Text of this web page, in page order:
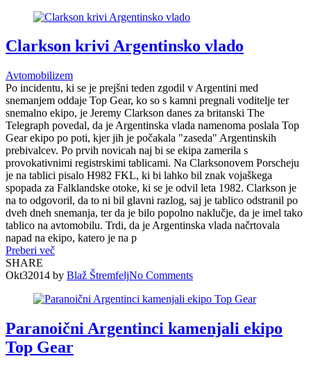
Clarkson krivi Argentinsko vlado
Avtomobilizem
Po incidentu, ki se je prejšni teden zgodil v Argentini med
snemanjem oddaje Top Gear, ko so s kamni pregnali voditelje ter
snemalno ekipo, je Jeremy Clarkson danes za britanski The
Telegraph povedal, da je Argentinska vlada namenoma poslala Top
Gear ekipo po poti, kjer jih je počakala "zaseda" Argentinskih
prebivalcev. Po prvih novicah naj bi se ekipa zamerila s
provokativnimi registrskimi tablicami. Na Clarksonovem Porscheju
je na tablici pisalo H982 FKL, ki bi lahko bil znak vojaškega
spopada za Falklandske otoke, ki se je odvil leta 1982. Clarkson je
na to odgovoril, da to ni bil glavni razlog, saj je tablico odstranil po
dveh dneh snemanja, ter da je bilo popolno naklučje, da je imel tako
tablico na avtomobilu. Trdi, da je Argentinska vlada načrtovala
napad na ekipo, katero je na p
Preberi več
SHARE
Okt32014 by Blaž ŠtremfeljNo Comments
Paranoični Argentinci kamenjali ekipo
Top Gear